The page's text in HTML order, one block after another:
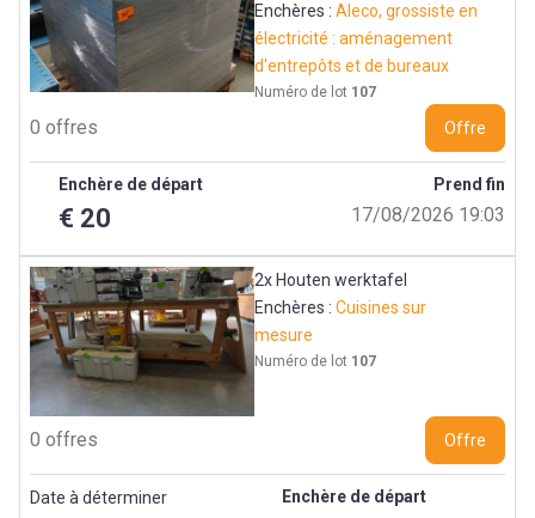
Enchères :Aleco, grossiste en
électricité : aménagement
d'entrepôts et de bureaux
Numéro de lot 107
0 offres Offre
Prend fin
17/08/2026 19:03
Enchère de départ
€ 20
2x Houten werktafel
Enchères :Cuisines sur
mesure
Numéro de lot 107
0 offres Offre
Date à déterminer Enchère de départ